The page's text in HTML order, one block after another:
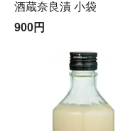
酒蔵奈良漬 小袋
900円